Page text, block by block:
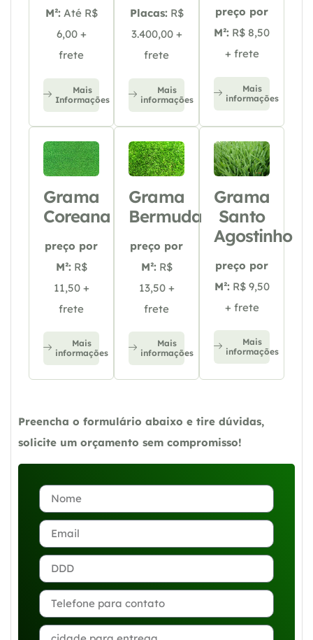
M²: Até R$
6,00 +
frete
Mais
Informações
Placas: R$
3.400,00 +
frete
Mais
informações
preço por
M²: R$ 8,50
+ frete
Mais
informações
Grama
Coreana
preço por
M²: R$
11,50 +
frete
Mais
informações
Grama
Bermuda
preço por
M²: R$
13,50 +
frete
Mais
informações
Grama
Santo
Agostinho
preço por
M²: R$ 9,50
+ frete
Mais
informações
Preencha o formulário abaixo e tire dúvidas,
solicite um orçamento sem compromisso!